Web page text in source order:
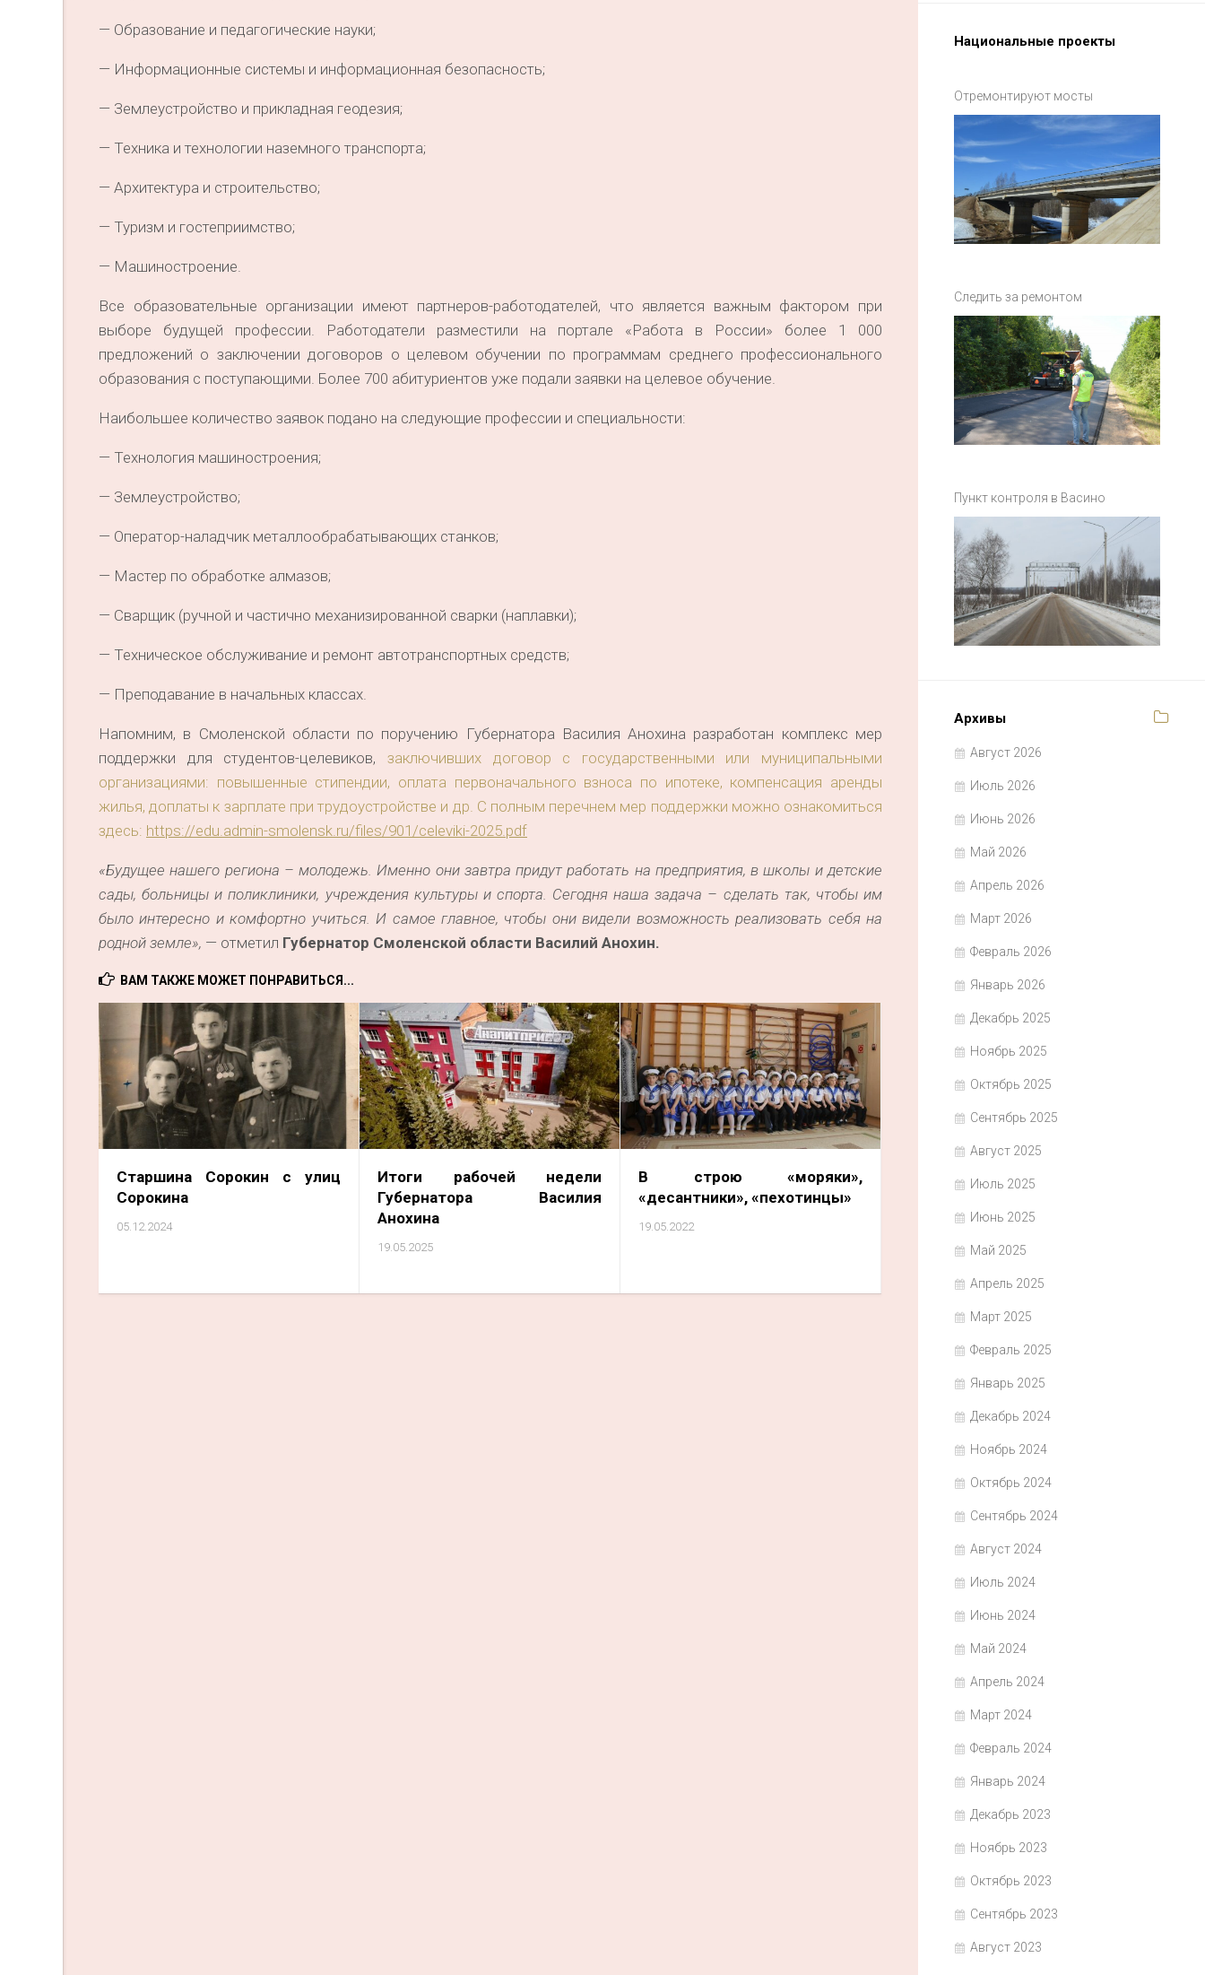
— Образование и педагогические науки;
— Информационные системы и информационная безопасность;
— Землеустройство и прикладная геодезия;
— Техника и технологии наземного транспорта;
— Архитектура и строительство;
— Туризм и гостеприимство;
— Машиностроение.
Все образовательные организации имеют партнеров-работодателей, что является важным фактором при
выборе будущей профессии. Работодатели разместили на портале «Работа в России» более 1 000
предложений о заключении договоров о целевом обучении по программам среднего профессионального
образования с поступающими. Более 700 абитуриентов уже подали заявки на целевое обучение.
Наибольшее количество заявок подано на следующие профессии и специальности:
— Технология машиностроения;
— Землеустройство;
— Оператор-наладчик металлообрабатывающих станков;
— Мастер по обработке алмазов;
— Сварщик (ручной и частично механизированной сварки (наплавки);
— Техническое обслуживание и ремонт автотранспортных средств;
— Преподавание в начальных классах.
Напомним, в Смоленской области по поручению Губернатора Василия Анохина разработан комплекс мер
поддержки для студентов-целевиков, заключивших договор с государственными или муниципальными
организациями: повышенные стипендии, оплата первоначального взноса по ипотеке, компенсация аренды
жилья, доплаты к зарплате при трудоустройстве и др. С полным перечнем мер поддержки можно ознакомиться
здесь: https://edu.admin-smolensk.ru/files/901/celeviki-2025.pdf
«Будущее нашего региона – молодежь. Именно они завтра придут работать на предприятия, в школы и детские
сады, больницы и поликлиники, учреждения культуры и спорта. Сегодня наша задача – сделать так, чтобы им
было интересно и комфортно учиться. И самое главное, чтобы они видели возможность реализовать себя на
родной земле», — отметил Губернатор Смоленской области Василий Анохин.
ВАМ ТАКЖЕ МОЖЕТ ПОНРАВИТЬСЯ...
Старшина Сорокин с улиц
Сорокина
05.12.2024
Итоги рабочей недели
Губернатора Василия
Анохина
19.05.2025
В строю «моряки»,
«десантники», «пехотинцы»
19.05.2022
Национальные проекты
Отремонтируют мосты
Следить за ремонтом
Пункт контроля в Васино
Архивы
Август 2026
Июль 2026
Июнь 2026
Май 2026
Апрель 2026
Март 2026
Февраль 2026
Январь 2026
Декабрь 2025
Ноябрь 2025
Октябрь 2025
Сентябрь 2025
Август 2025
Июль 2025
Июнь 2025
Май 2025
Апрель 2025
Март 2025
Февраль 2025
Январь 2025
Декабрь 2024
Ноябрь 2024
Октябрь 2024
Сентябрь 2024
Август 2024
Июль 2024
Июнь 2024
Май 2024
Апрель 2024
Март 2024
Февраль 2024
Январь 2024
Декабрь 2023
Ноябрь 2023
Октябрь 2023
Сентябрь 2023
Август 2023